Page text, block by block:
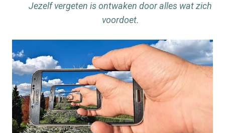
Jezelf vergeten is ontwaken door alles wat zich
voordoet.